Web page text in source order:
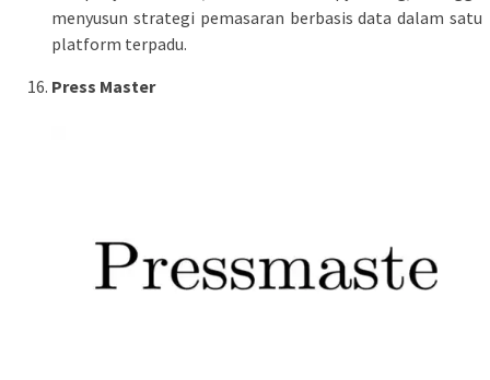
menyusun strategi pemasaran berbasis data dalam satu
platform terpadu.
Press Master